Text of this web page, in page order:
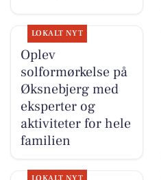
LOKALT NYT
Oplev
solformørkelse på
Øksnebjerg med
eksperter og
aktiviteter for hele
familien